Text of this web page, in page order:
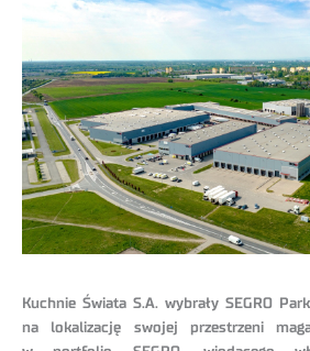
Kuchnie Świata S.A. wybrały SEGRO
na lokalizację swojej przestrzeni